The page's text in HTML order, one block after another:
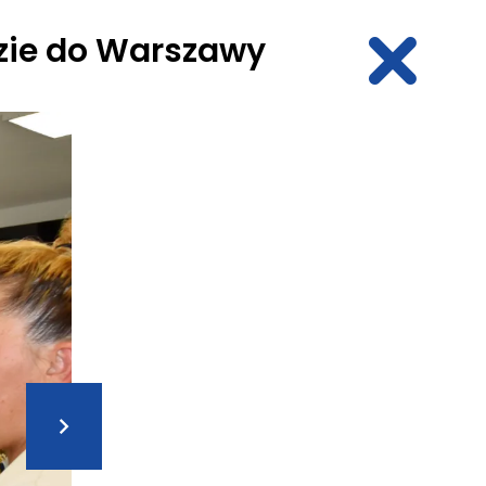
do Warszawy